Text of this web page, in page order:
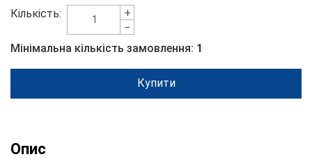
Кількість:
+
−
Мінімальна кількість замовлення: 1
Купити
Опис